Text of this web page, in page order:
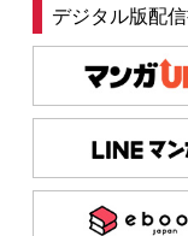
デジタル版配